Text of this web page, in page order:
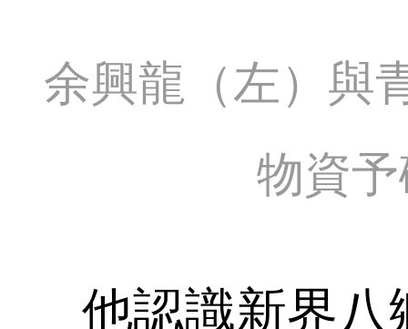
余興龍（左）與
物資
他認識新界八